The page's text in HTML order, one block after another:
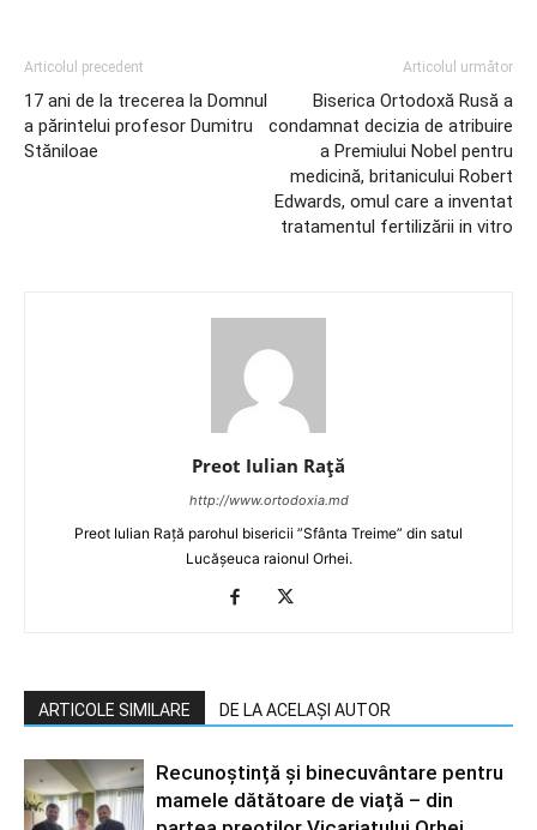
Articolul precedent
17 ani de la trecerea la Domnul
a părintelui profesor Dumitru
Stăniloae
Articolul următor
Biserica Ortodoxă Rusă a
condamnat decizia de atribuire
a Premiului Nobel pentru
medicină, britanicului Robert
Edwards, omul care a inventat
tratamentul fertilizării in vitro
Preot Iulian Raţă
http://www.ortodoxia.md
Preot Iulian Rață parohul bisericii ”Sfânta Treime” din satul
Lucășeuca raionul Orhei.
ARTICOLE SIMILARE DE LA ACELAȘI AUTOR
Recunoștință și binecuvântare pentru
mamele dătătoare de viață – din